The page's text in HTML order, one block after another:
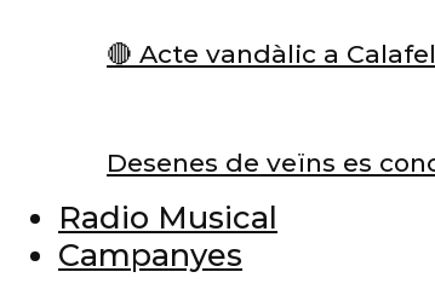
🔴 Acte vandàlic a
Desenes de veïns es
Radio Musical
Campanyes